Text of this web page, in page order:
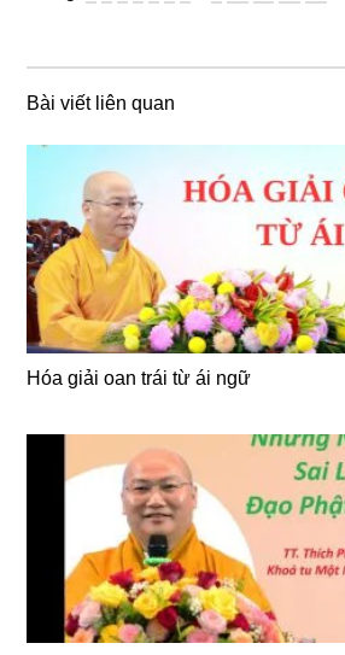
Bài viết liên quan
Hóa giải oan trái từ ái ngữ